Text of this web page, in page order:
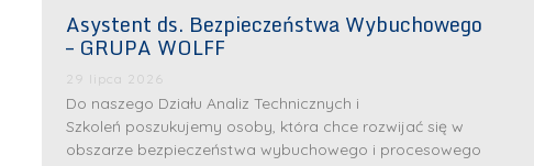
Asystent ds. Bezpieczeństwa Wybuchowego
– GRUPA WOLFF
29 lipca 2026
Do naszego Działu Analiz Technicznych i
Szkoleń poszukujemy osoby, która chce rozwijać się w
obszarze bezpieczeństwa wybuchowego i procesowego